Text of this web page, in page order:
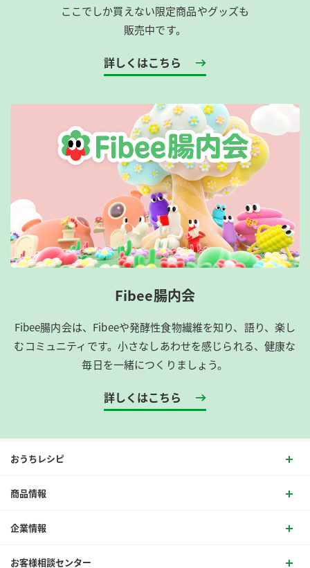
ここでしか買えない限定商品やグッズも
販売中です。
詳しくはこちら
Fibee腸内会
Fibee腸内会は、​Fibeeや発酵性食物繊維を知り、語り、楽し
むコミュニティです。​小さなしあわせを感じられる、健康な
毎日を一緒につくりましょう。
詳しくはこちら
おうちレシピ
商品情報
企業情報
お客様相談センター